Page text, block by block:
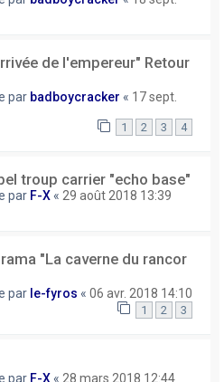
de l'empereur" Retour
par badboycracker « 17 sept.
1 2 3 4
troup carrier "echo base"
par F-X « 29 août 2018 13:39
"La caverne du rancor
par le-fyros « 06 avr. 2018 14:10
1 2 3
par F-X « 28 mars 2018 12:44